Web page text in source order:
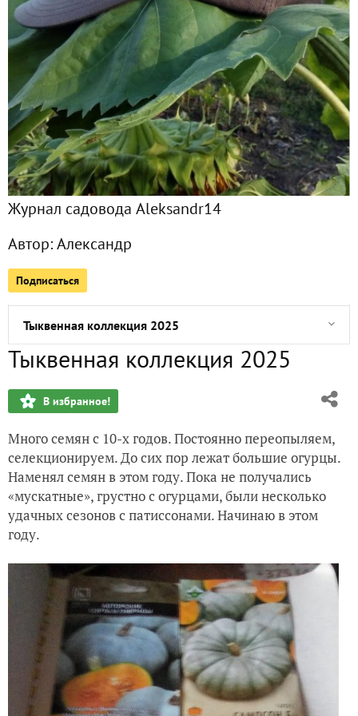
Журнал садовода Aleksandr14
Автор:Александр
Подписаться
Все публикации 1118
Сейчас обсуждают
Прогноз погоды
Четыре котокоша. И даже Сфинкс
Третья декада апреля
Ирисы и лилейники передал в хорошие руки
Ровно середина апреля
Тыквенная коллекция 2025
Вторая декада апреля
Первая крапива, мать-и-мачеха
Весенний день. Посев томатов
Вербница. Перед Пасхой
Большое лесопиление
Тыквенная коллекция 2025
В избранное!
Много семян с 10-х годов. Постоянно переопыляем,
селекционируем. До сих пор лежат большие огурцы.
Наменял семян в этом году. Пока не получались
«мускатные», грустно с огурцами, были несколько
удачных сезонов с патиссонами. Начинаю в этом
году.